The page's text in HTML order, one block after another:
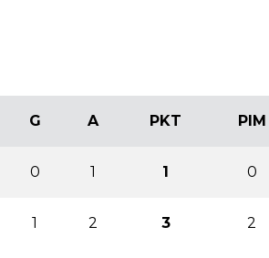
G A PKT PIM
0 1 1 0
1 2 3 2